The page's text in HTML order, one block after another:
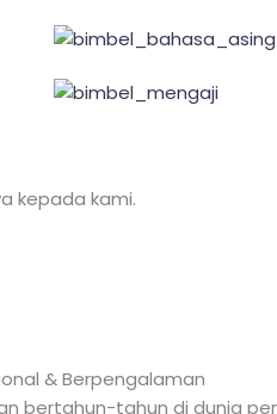
kepada kami.
& Berpengalaman
bertahun-tahun di dunia